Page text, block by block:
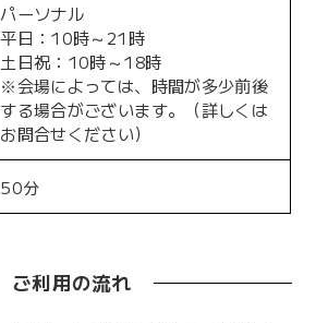
パーソナル
平日：10時～21時
土日祝：10時～18時
※会場によっては、時間が多少前後
する場合がございます。（詳しくは
お問合せください）
50分
ご利用の流れ